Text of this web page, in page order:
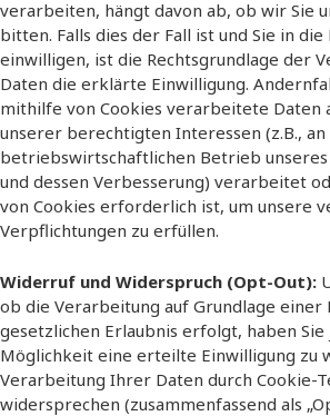
verarbeiten, hängt davon ab, ob wir Sie
bitten. Falls dies der Fall ist und Sie in
einwilligen, ist die Rechtsgrundlage der
Daten die erklärte Einwilligung.
mithilfe von Cookies verarbeitete Daten
unserer berechtigten Interessen (z.B., an
betriebswirtschaftlichen Betrieb
und dessen Verbesserung) verarbeitet
von Cookies erforderlich ist, um unsere
Verpflichtungen zu erfüllen.
Widerruf und Widerspruch (Opt-Out):
ob die Verarbeitung auf Grundlage einer
gesetzlichen Erlaubnis erfolgt, haben
Möglichkeit eine erteilte Einwilligung zu
Verarbeitung Ihrer Daten durch Cookie-
widersprechen (zusammenfassend als